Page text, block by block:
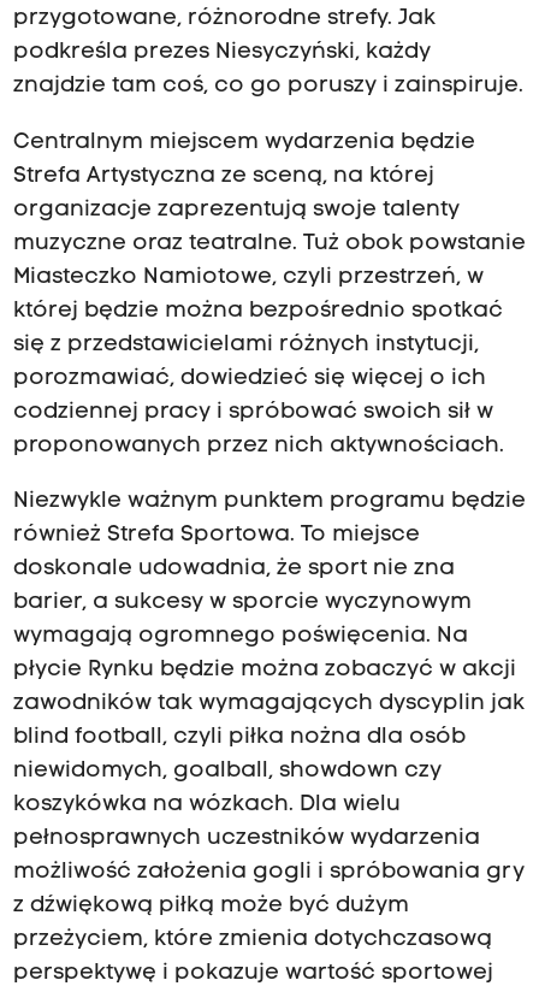
przygotowane, różnorodne strefy. Jak
podkreśla prezes Niesyczyński, każdy
znajdzie tam coś, co go poruszy i zainspiruje.
Centralnym miejscem wydarzenia będzie
Strefa Artystyczna ze sceną, na której
organizacje zaprezentują swoje talenty
muzyczne oraz teatralne. Tuż obok powstanie
Miasteczko Namiotowe, czyli przestrzeń, w
której będzie można bezpośrednio spotkać
się z przedstawicielami różnych instytucji,
porozmawiać, dowiedzieć się więcej o ich
codziennej pracy i spróbować swoich sił w
proponowanych przez nich aktywnościach.
Niezwykle ważnym punktem programu będzie
również Strefa Sportowa. To miejsce
doskonale udowadnia, że sport nie zna
barier, a sukcesy w sporcie wyczynowym
wymagają ogromnego poświęcenia. Na
płycie Rynku będzie można zobaczyć w akcji
zawodników tak wymagających dyscyplin jak
blind football, czyli piłka nożna dla osób
niewidomych, goalball, showdown czy
koszykówka na wózkach. Dla wielu
pełnosprawnych uczestników wydarzenia
możliwość założenia gogli i spróbowania gry
z dźwiękową piłką może być dużym
przeżyciem, które zmienia dotychczasową
perspektywę i pokazuje wartość sportowej